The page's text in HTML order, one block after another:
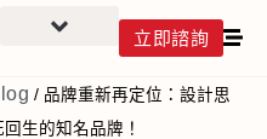
立即諮詢
/ 品牌重新再定位：設計思
生的知名品牌！